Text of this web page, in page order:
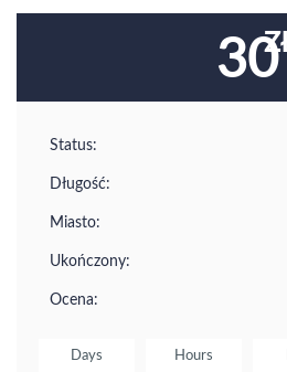
30
Status:
Długość:
Miasto:
Ukończony:
Ocena:
Days Hours